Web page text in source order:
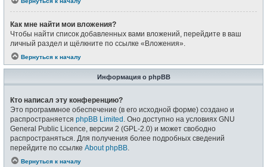
Как мне найти мои вложения?
Чтобы найти список добавленных вами вложений, перейдите в ваш
личный раздел и щёлкните по ссылке «Вложения».
Вернуться к началу
Информация о phpBB
Кто написал эту конференцию?
Это программное обеспечение (в его исходной форме) создано и
распространяется phpBB Limited . Оно доступно на условиях GNU
General Public Licence, версии 2 (GPL-2.0) и может свободно
распространяться. Для получения более подробных сведений
перейдите по ссылке About phpBB
Вернуться к началу